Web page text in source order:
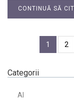
CONTINUĂ SĂ
1 2
Categorii
AI